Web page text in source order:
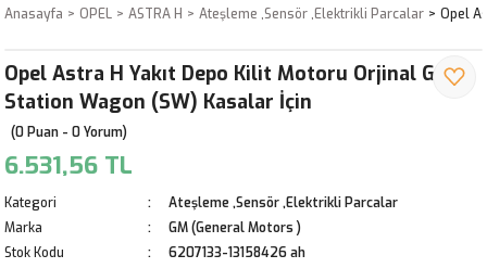
Anasayfa OPEL ASTRA H Ateşleme ,Sensör ,Elektrikli Parcalar Opel
Opel Astra H Yakıt Depo Kilit Motoru Orjinal Gm
Station Wagon (SW) Kasalar İçin
(0 Puan - 0 Yorum)
6.531,56 TL
Kategori
Ateşleme ,Sensör ,Elektrikli Parcalar
Marka
GM (General Motors )
Stok Kodu
6207133-13158426 ah